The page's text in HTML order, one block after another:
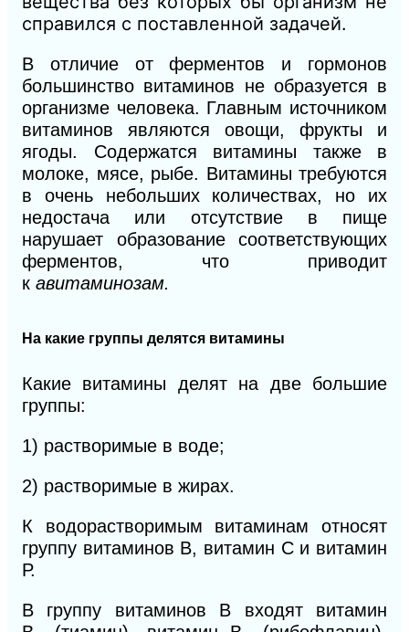
справился с поставленной задачей.
В отличие от ферментов и гормонов
большинство витаминов не образуется в
организме человека. Главным источником
витаминов являются овощи, фрукты и
ягоды. Содержатся витамины также в
молоке, мясе, рыбе. Витамины требуются
в очень небольших количествах, но их
недостача или отсутствие в пище
нарушает образование соответствующих
ферментов, что приводит
к авитаминозам.
На какие группы делятся витамины
Какие витамины делят на две большие
группы:
1) растворимые в воде;
2) растворимые в жирах.
К водорастворимым витаминам относят
группу витаминов В, витамин С и витамин
Р.
В группу витаминов В входят витамин